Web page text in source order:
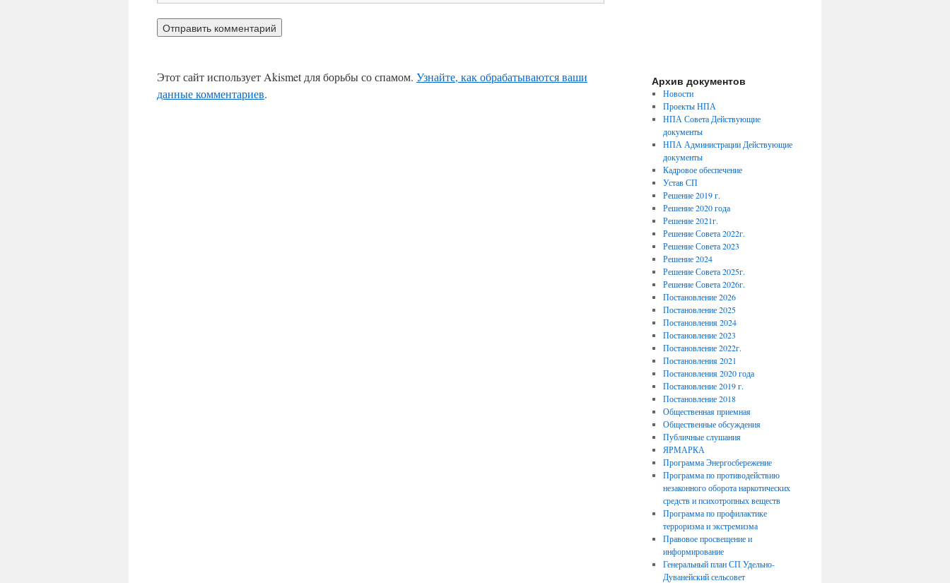
Этот сайт использует Akismet для борьбы со спамом. Узнайте, как обрабатываются ваши
данные комментариев.
Архив документов
Новости
Проекты НПА
НПА Совета Действующие
документы
НПА Администрации Действующие
документы
Кадровое обеспечение
Устав СП
Решение 2019 г.
Решение 2020 года
Решение 2021г.
Решение Совета 2022г.
Решение Совета 2023
Решение 2024
Решение Совета 2025г.
Решение Совета 2026г.
Постановление 2026
Постановление 2025
Постановления 2024
Постановление 2023
Постановление 2022г.
Постановления 2021
Постановления 2020 года
Постановление 2019 г.
Постановление 2018
Общественная приемная
Общественные обсуждения
Публичные слушания
ЯРМАРКА
Программа Энергосбережение
Программа по противодействию
незаконного оборота наркотических
средств и психотропных веществ
Программа по профилактике
терроризма и экстремизма
Правовое просвещение и
информирование
Генеральный план СП Удельно-
Дуванейский сельсовет